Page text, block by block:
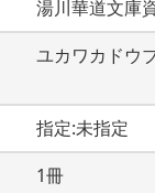
湯川華道文庫
ユカワカドウ
指定:未指定
1冊